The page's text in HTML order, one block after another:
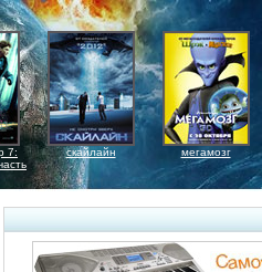
7:
скайлайн мегамозг